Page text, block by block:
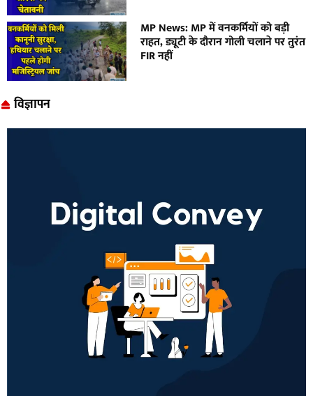
MP News: MP में वनकर्मियों को बड़ी
राहत, ड्यूटी के दौरान गोली चलाने पर तुरंत
FIR नहीं
विज्ञापन